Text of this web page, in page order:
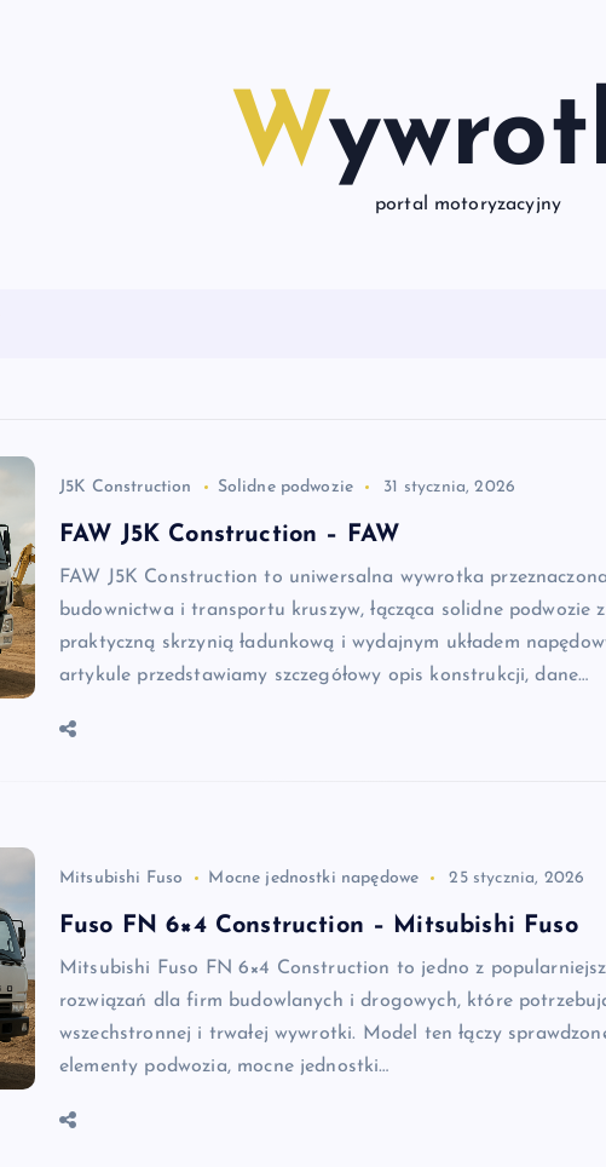
portal motoryzacyjny
J5K Construction Solidne podwozie 31 stycznia, 2026
FAW J5K Construction – FAW
FAW J5K Construction to uniwersalna wywrotka
budownictwa i transportu kruszyw, łącząca solidne podwozie z
praktyczną skrzynią ładunkową i wydajnym układem
artykule przedstawiamy szczegółowy opis konstrukcji, dane…
Mitsubishi Fuso Mocne jednostki napędowe 25 stycznia, 2026
Fuso FN 6×4 Construction – Mitsubishi Fuso
Mitsubishi Fuso FN 6×4 Construction to jedno z
rozwiązań dla firm budowlanych i drogowych, które
wszechstronnej i trwałej wywrotki. Model ten łączy
elementy podwozia, mocne jednostki…